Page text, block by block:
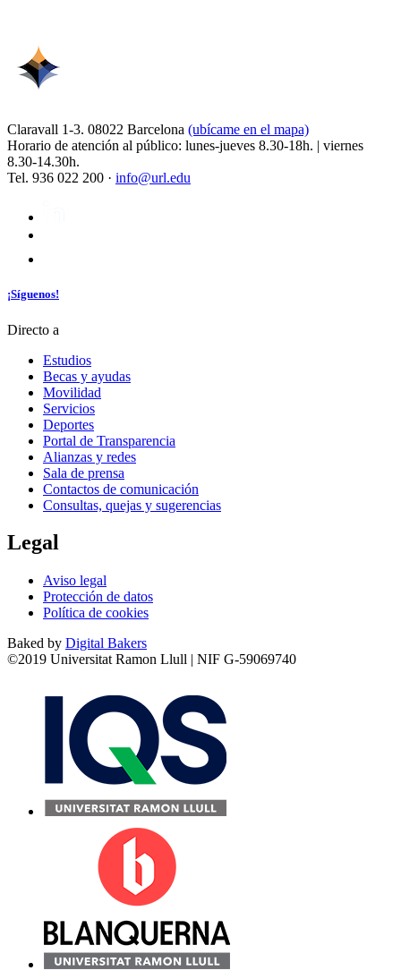
Claravall 1-3. 08022 Barcelona (ubícame en el mapa)
Horario de atención al público: lunes-jueves 8.30-18h. | viernes
8.30-14.30h.
Tel. 936 022 200 · info@url.edu
¡Síguenos!
Directo a
Estudios
Becas y ayudas
Movilidad
Servicios
Deportes
Portal de Transparencia
Alianzas y redes
Sala de prensa
Contactos de comunicación
Consultas, quejas y sugerencias
Legal
Aviso legal
Protección de datos
Política de cookies
Baked by Digital Bakers
©2019 Universitat Ramon Llull | NIF G-59069740